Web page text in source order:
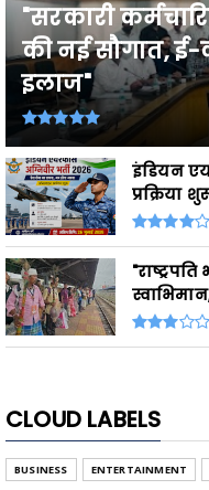
"सरकारी
की नई सौगात,
इलाज"
इंडियन
प्रक्रिया
CLOUD LABELS
BUSINESS ENTERTAINMENT